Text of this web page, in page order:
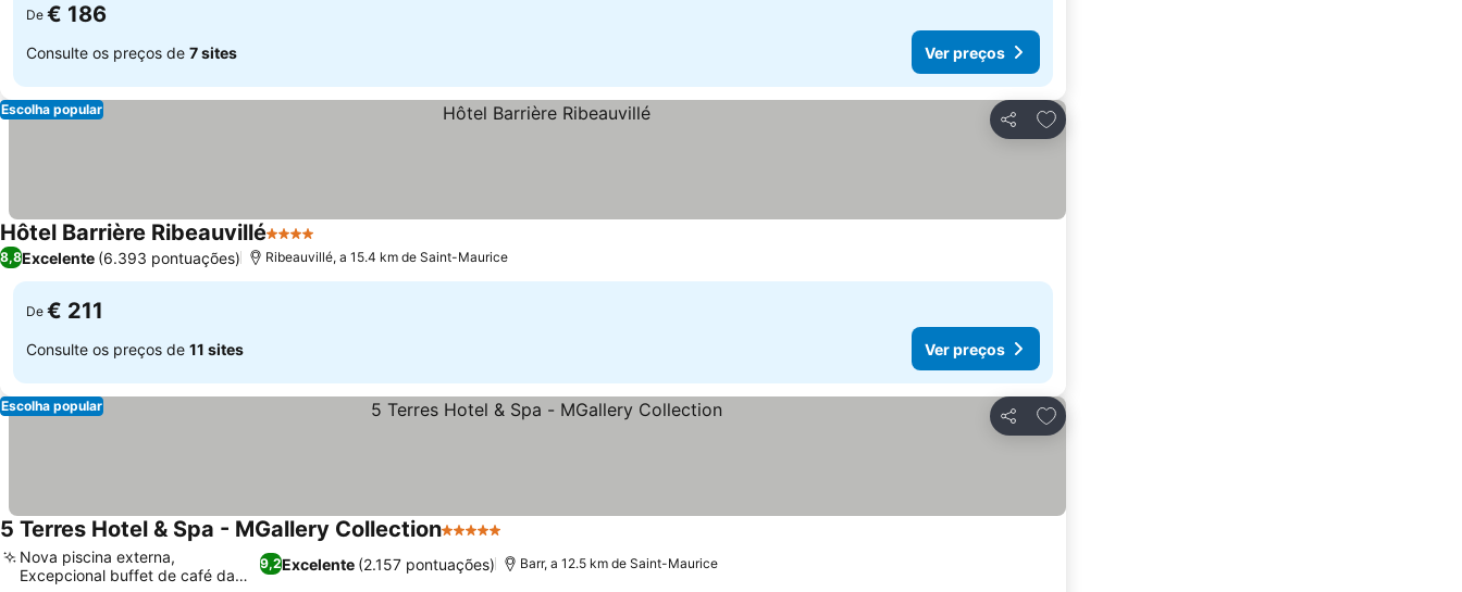
De € 186
Consulte os preços de 7 sites Ver preços
Partilhar
Adicionar aos favoritos
Escolha popular
Hôtel Barrière Ribeauvillé4 Estrelas
8,8Excelente (6.393 pontuações) Ribeauvillé, a 15.4 km de Saint-Maurice
De € 211
Consulte os preços de 11 sites Ver preços
Partilhar
Adicionar aos favoritos
Escolha popular
5 Terres Hotel & Spa - MGallery Collection5 Estrelas
9,2Excelente (2.157 pontuações)
Nova piscina externa,
Excepcional buffet de café da
Barr, a 12.5 km de Saint-Maurice